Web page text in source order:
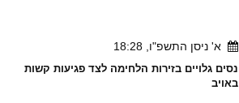
א' ניסן התשפ"ו, 18:28
נסים גלויים בזירות הלחימה לצד פגיעות קשות
באויב